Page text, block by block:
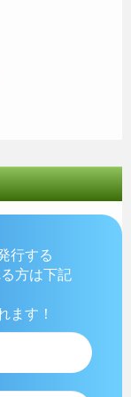
行する
方は下記
ます！